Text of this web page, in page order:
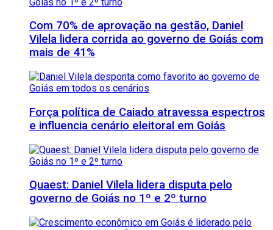
Com 70% de aprovação na gestão, Daniel
Vilela lidera corrida ao governo de Goiás com
mais de 41%
Força política de Caiado atravessa espectros
e influencia cenário eleitoral em Goiás
Quaest: Daniel Vilela lidera disputa pelo
governo de Goiás no 1º e 2º turno